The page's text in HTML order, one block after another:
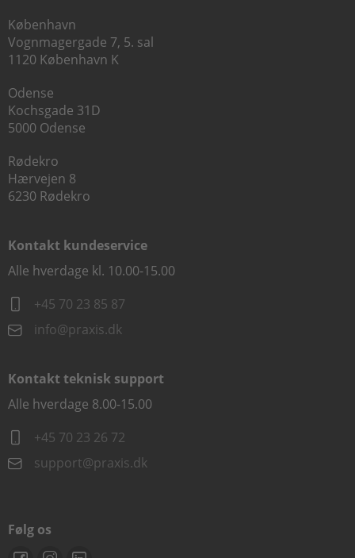
København
Vognmagergade 7, 5. sal
1120 København K
Odense
Kochsgade 31D
5000 Odense
Rødekro
Hærvejen 8
6230 Rødekro
Kontakt kundeservice
Alle hverdage kl. 10.00-15.00
+45 70 23 85 87
info@praxis.dk
Kontakt teknisk support
Alle hverdage 8.00-15.00
+45 70 23 26 72
support@praxis.dk
Følg os